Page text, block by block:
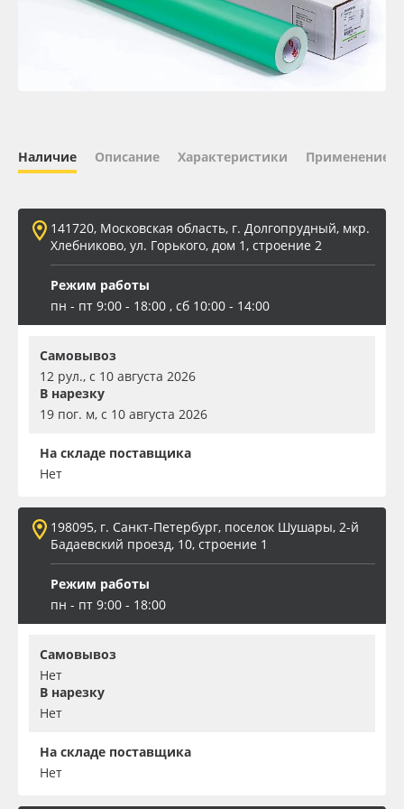
ПЭТ листовой
Вспененный ПВХ
Баннер
Заготовки для сувениров
Наличие Описание Характеристики Применение
141720, Московская область, г. Долгопрудный, мкр.
Хлебниково, ул. Горького, дом 1, строение 2
Режим работы
пн - пт 9:00 - 18:00 , сб 10:00 - 14:00
Самовывоз
12 рул., с 10 августа 2026
В нарезку
19 пог. м, с 10 августа 2026
На складе поставщика
Нет
198095, г. Санкт-Петербург, поселок Шушары, 2-й
Бадаевский проезд, 10, строение 1
Режим работы
пн - пт 9:00 - 18:00
Самовывоз
Нет
В нарезку
Нет
На складе поставщика
Нет